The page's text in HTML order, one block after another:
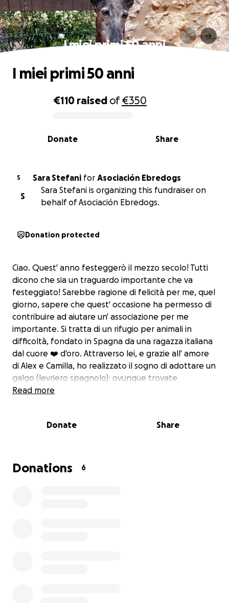
I miei primi 50 anni
0% complete
€110 raised of€350
Share
Donate
I miei primi 50 anni
S Sara Stefani for
Asociación Ebredogs
S
Sara Stefani is organizing this fundraiser on
behalf of Asociación Ebredogs.
Donation protected
Ciao. Quest' anno festeggerò il mezzo secolo! Tutti
dicono che sia un traguardo importante che va
festeggiato! Sarebbe ragione di felicità per me, quel
giorno, sapere che quest' occasione ha permesso di
contribuire ad aiutare un' associazione per me
importante. Si tratta di un rifugio per animali in
difficoltà, fondato in Spagna da una ragazza italiana
dal cuore ❤️ d'oro. Attraverso lei, e grazie all' amore
di Alex e Camilla, ho realizzato il sogno di adottare un
galgo (levriero spagnolo): ovunque trovate
informazioni su cosa si trovano ad affrontare questi
delicata, sensibile, socievole e tanto curiosa...il suo
e lontani, nel rendere davvero speciale questo
Read more
Donate Share
Donations 6